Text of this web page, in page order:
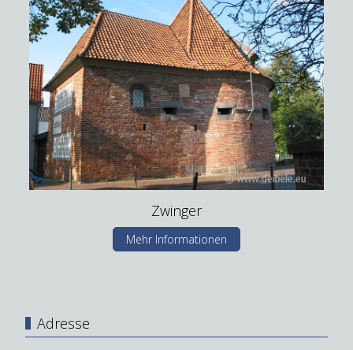
Zwinger
Mehr Informationen
Adresse